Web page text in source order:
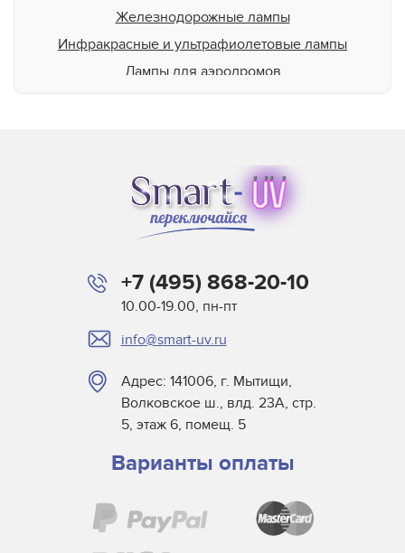
Железнодорожные лампы
Инфракрасные и ультрафиолетовые лампы
Лампы для аэродромов
Для теплиц
Для типографий и фотолабораторий
Лампы общего назначения
Миниатюрные лампы
Морские
Проекционные
Специальные лампы для бытовых приборов
Медицинские лампы
Студийные лампы для сферы развлечений
Узкоспециализированные
+7 (495) 868-20-10
10.00-19.00, пн-пт
info@smart-uv.ru
Адрес: 141006, г. Мытищи,
Волковское ш., влд. 23А, стр.
5, этаж 6, помещ. 5
Варианты оплаты